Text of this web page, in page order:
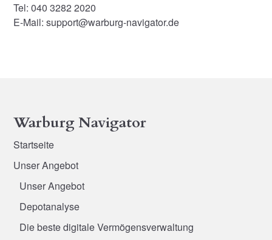
Tel: 040 3282 2020
E-Mail: support@warburg-navigator.de
Warburg Navigator
Startseite
Unser Angebot
Unser Angebot
Depotanalyse
Die beste digitale Vermögensverwaltung